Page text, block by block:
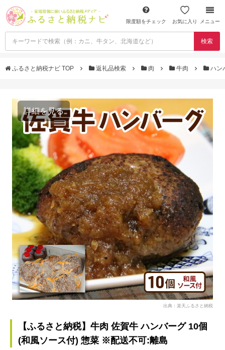
限度額をチェック お気に入り メニュー
検索
ふるさと納税ナビ TOP 返礼品検索 肉 牛肉 ハン
詳細を見る
出典：楽天ふるさと納税
【ふるさと納税】牛肉 佐賀牛 ハンバーグ 10個
(和風ソース付) 惣菜 ※配送不可:離島